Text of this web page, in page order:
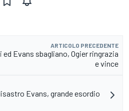
ARTICOLO PRECEDENTE
ed Evans sbagliano, Ogier ringrazia
e vince
Evans, grande esordio